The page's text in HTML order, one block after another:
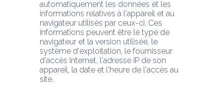
automatiquement les données et les
informations relatives à l'appareil et au
navigateur utilisés par ceux-ci. Ces
informations peuvent être le type de
navigateur et la version utilisée, le
système d'exploitation, le fournisseur
d'accès Internet, l'adresse IP de son
appareil, la date et l'heure de l'accès au
site.